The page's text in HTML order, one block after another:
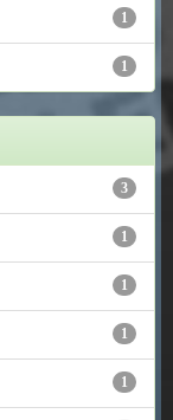
1
1
3
1
1
1
1